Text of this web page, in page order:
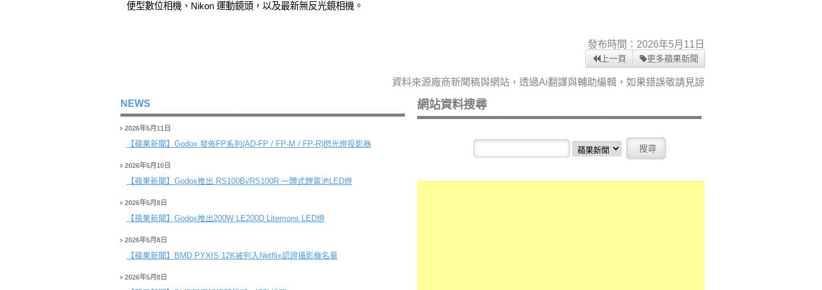
便型數位相機、Nikon 運動鏡頭，以及最新無反光鏡相機。
發布時間：2026年5月11日
上一頁 更多蘋果新聞
資料來源廠商新聞稿與網站，透過Ai翻譯與輔助編輯，如果錯誤敬請見諒
NEWS
2026年5月11日
【蘋果新聞】 Godox 發佈FP系列(AD-FP / FP-M / FP-R)閃光燈投影器
2026年5月10日
【蘋果新聞】 Godox推出 RS100Bi/RS100R 一體式鋰電池LED燈
2026年5月8日
【蘋果新聞】 Godox推出200W LE200D Litemons LED燈
2026年5月8日
【蘋果新聞】 BMD PYXIS 12K被列入Netflix認證攝影機名單
2026年5月8日
網站資料搜尋